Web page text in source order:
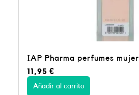
IAP Pharma perfumes mujer
11,95€
Añadir al carrito